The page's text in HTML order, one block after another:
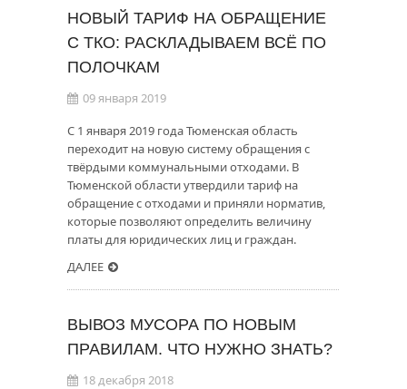
НОВЫЙ ТАРИФ НА ОБРАЩЕНИЕ
С ТКО: РАСКЛАДЫВАЕМ ВСЁ ПО
ПОЛОЧКАМ
09 января 2019
С 1 января 2019 года Тюменская область
переходит на новую систему обращения с
твёрдыми коммунальными отходами. В
Тюменской области утвердили тариф на
обращение с отходами и приняли норматив,
которые позволяют определить величину
платы для юридических лиц и граждан.
ДАЛЕЕ
ВЫВОЗ МУСОРА ПО НОВЫМ
ПРАВИЛАМ. ЧТО НУЖНО ЗНАТЬ?
18 декабря 2018